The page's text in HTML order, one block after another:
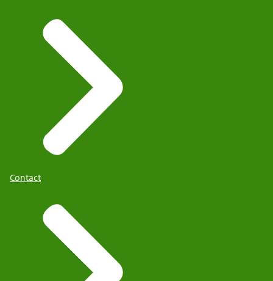
Contact